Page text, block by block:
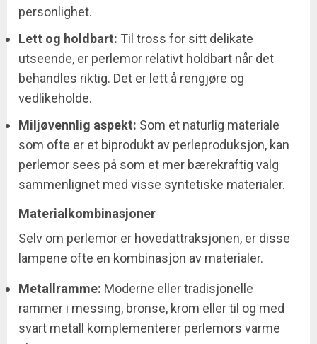
personlighet.
Lett og holdbart: Til tross for sitt delikate
utseende, er perlemor relativt holdbart når det
behandles riktig. Det er lett å rengjøre og
vedlikeholde.
Miljøvennlig aspekt: Som et naturlig materiale
som ofte er et biprodukt av perleproduksjon, kan
perlemor sees på som et mer bærekraftig valg
sammenlignet med visse syntetiske materialer.
Materialkombinasjoner
Selv om perlemor er hovedattraksjonen, er disse
lampene ofte en kombinasjon av materialer.
Metallramme: Moderne eller tradisjonelle
rammer i messing, bronse, krom eller til og med
svart metall komplementerer perlemors varme